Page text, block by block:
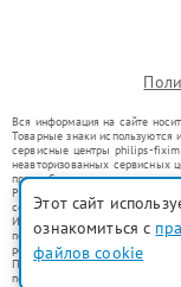
Вся информация на сайте
Товарные знаки используются
сервисные центры philips-
неавторизованных сервисных
правообладателями товарных
Ремонт осуществляется для
со статьей 1487 ГК РФ.
Использование товарных
потребителей в заблуждение,
ремонту техники указанных
Представленная на сайте
положениями Статьи 437(2)
Этот сайт
ознакомиться с
файлов cookie